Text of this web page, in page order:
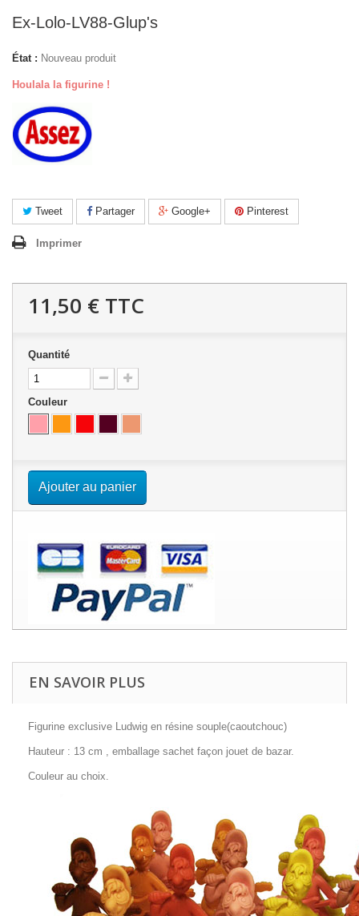
Ex-Lolo-LV88-Glup's
État : Nouveau produit
Houlala la figurine !
Tweet Partager Google+ Pinterest
Imprimer
11,50 € TTC
Quantité
Couleur
Ajouter au panier
EN SAVOIR PLUS
Figurine exclusive Ludwig en résine souple(caoutchouc)
Hauteur : 13 cm , emballage sachet façon jouet de bazar.
Couleur au choix.